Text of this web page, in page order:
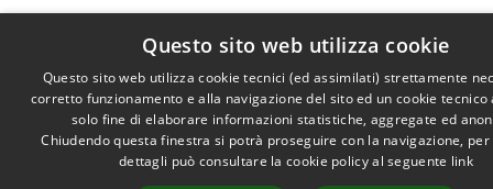
Questo sito web utilizza cookie
Questo sito web utilizza cookie tecnici (ed assimilati) strettamente
corretto funzionamento e alla navigazione del sito ed un cookie tecnico
solo fine di elaborare informazioni statistiche, aggregate ed
Chiudendo questa finestra si potrà proseguire con la navigazione,
dettagli può consultare la cookie policy al seguente link